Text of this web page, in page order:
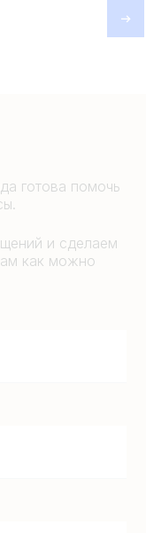
готова помочь
и сделаем
как можно